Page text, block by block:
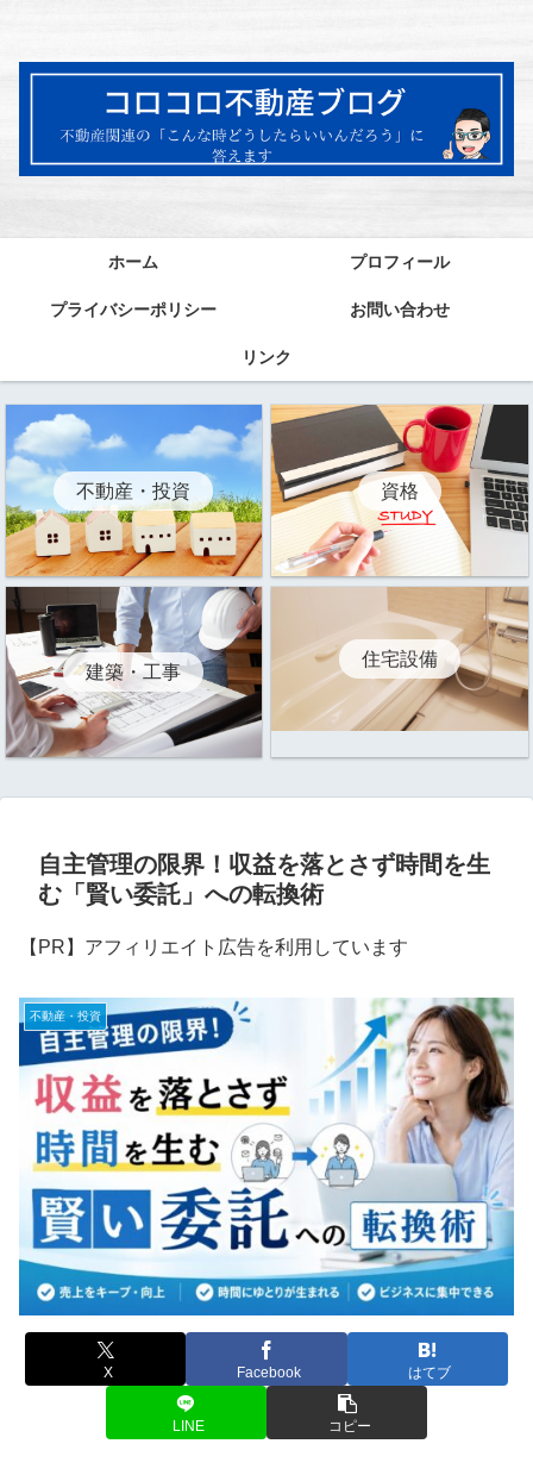
ホーム プロフィール
プライバシーポリシー お問い合わせ
リンク
不動産・投資 資格
建築・工事
住宅設備
自主管理の限界！収益を落とさず時間を生
む「賢い委託」への転換術
【PR】アフィリエイト広告を利用しています
不動産・投資
X Facebook はてブ
LINE コピー